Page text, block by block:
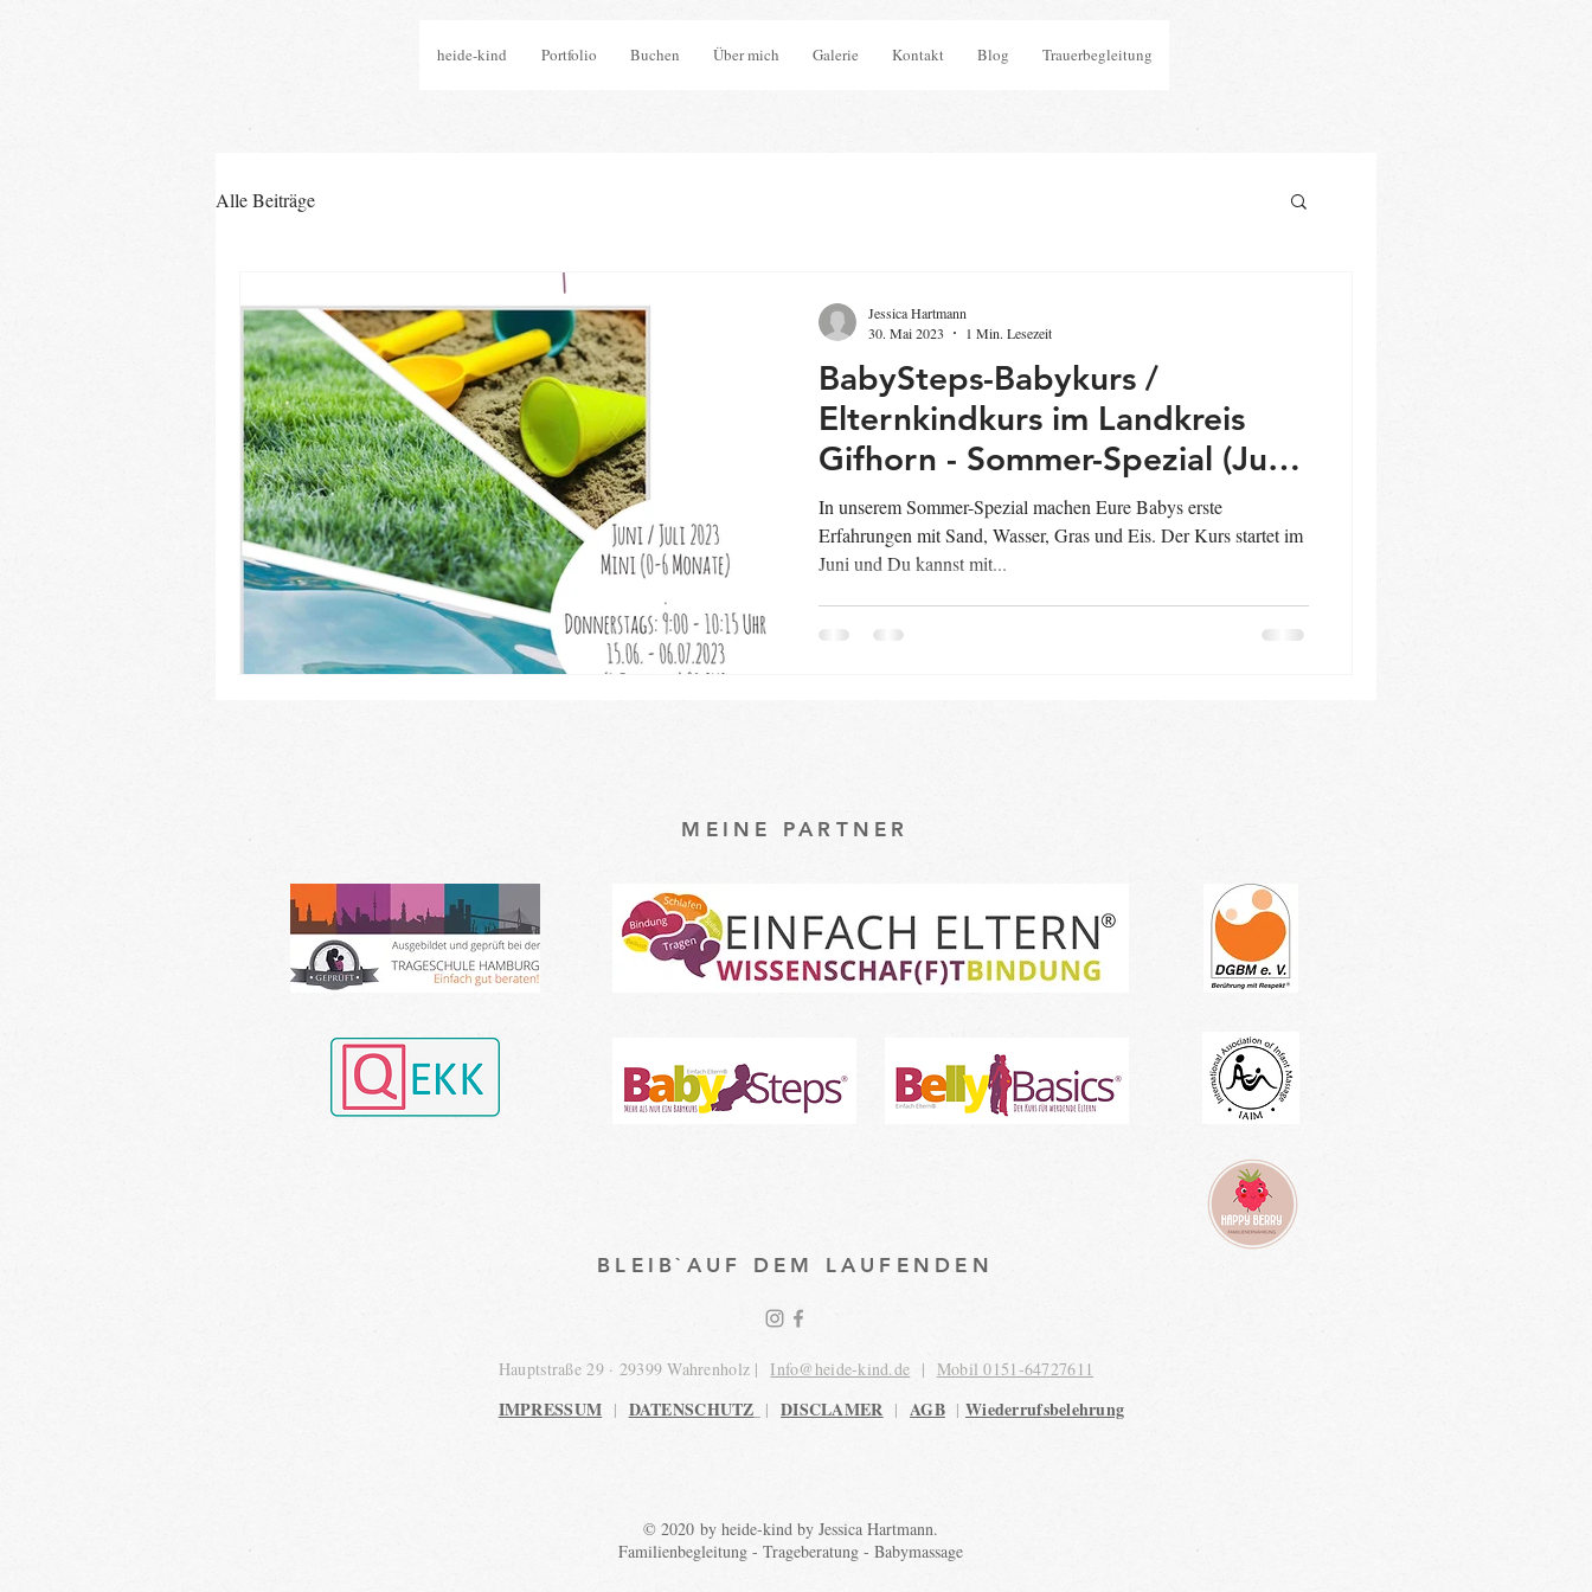
heide-kind Portfolio Buchen Über mich Galerie Kontakt Blog Trauerbegleitung
Alle Beiträge
BabySteps-Babykurs /
Elternkindkurs im Landkreis
Gifhorn - Sommer-Spezial (Juni
/ Juli 2023)
In unserem Sommer-Spezial machen Eure Babys erste
Erfahrungen mit Sand, Wasser, Gras und Eis. Der Kurs startet im
Juni und Du kannst mit...
Jessica Hartmann
30. Mai 2023
1 Min. Lesezeit
MEINE PARTNER
BLEIB`AUF DEM LAUFENDEN
Hauptstraße 29 · 29399 Wahrenholz | Info@heide-kind.de | Mobil 0151-64727611
IMPRESSUM | DATENSCHUTZ |DISCLAMER | AGB | Wiederrufsbelehrung
© 2020 by heide-kind by Jessica Hartmann.
Familienbegleitung - Trageberatung - Babymassage